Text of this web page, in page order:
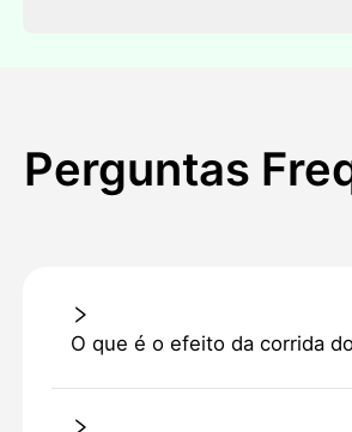
Perguntas
O que é o efeito da corrida